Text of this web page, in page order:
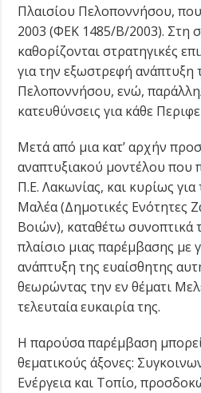
Πλαισίου Πελοποννήσου,
2003 (ΦΕΚ 1485/Β/2003). Στη
καθορίζονται στρατηγικές
για την εξωστρεφή ανάπτυξη
Πελοποννήσου, ενώ,
κατευθύνσεις για κάθε
Μετά από μια κατ’ αρχήν
αναπτυξιακού μοντέλου που
Π.Ε. Λακωνίας, και κυρίως
Μαλέα (Δημοτικές Ενότητες
Βοιών), καταθέτω συνοπτικά
πλαίσιο μιας παρέμβασης με
ανάπτυξη της ευαίσθητης
θεωρώντας την εν θέματι
τελευταία ευκαιρία της.
Η παρούσα παρέμβαση
θεματικούς άξονες:
Ενέργεια και Τοπίο,